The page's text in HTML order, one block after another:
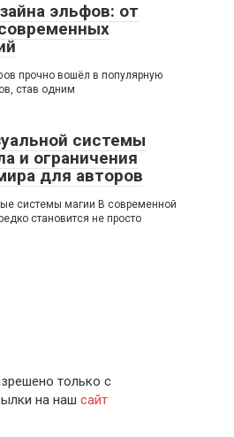
эльфов: от
прочно вошёл в популярную
став одним
системы
и ограничения
для авторов
системы магии В современной
становится не просто
только с
на наш сайт